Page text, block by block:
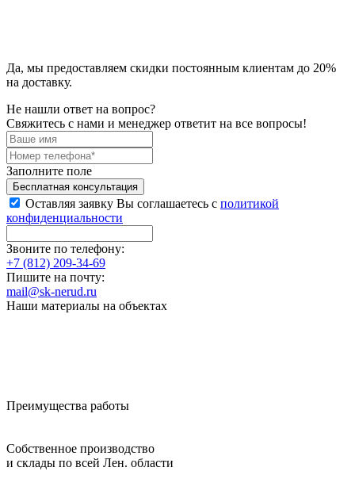
Да, мы предоставляем скидки постоянным клиентам до 20%
на доставку.
Не нашли ответ на вопрос?
Свяжитесь с нами и менеджер ответит на все вопросы!
Заполните поле
Бесплатная консультация
Оставляя заявку Вы соглашаетесь с политикой
конфиденциальности
Звоните по телефону:
+7 (812) 209-34-69
Пишите на почту:
mail@sk-nerud.ru
Наши материалы на объектах
Преимущества работы
Собственное производство
и склады по всей Лен. области